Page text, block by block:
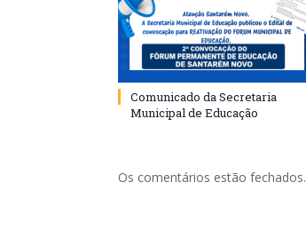
Comunicado da Secretaria
Municipal de Educação
Os comentários estão fechados.